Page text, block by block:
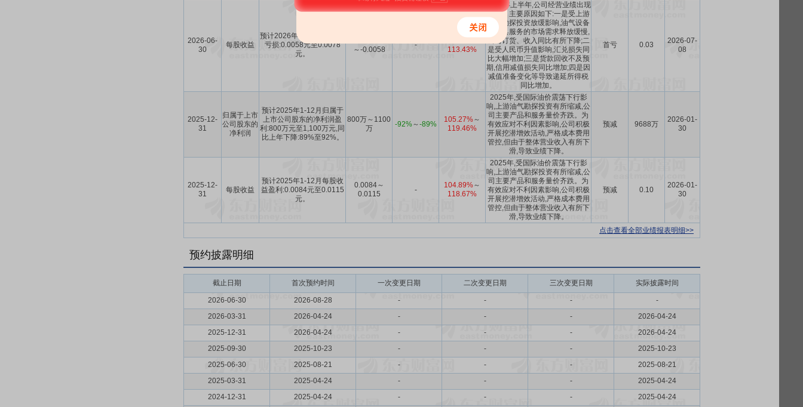
2026-06-
30
每股收益
预计2026年1-6月每股收益
亏损:0.0058元至0.0078
元。
～-0.0058
-
113.43%
2026年上半年,公司经营业绩出现
亏损。主要原因如下:一是受上游
油气勘探投资放缓影响,油气设备
及工具服务的市场需求释放缓慢,
公司订货、收入同比有所下降;二
是受人民币升值影响,汇兑损失同
比大幅增加;三是货款回收不及预
期,信用减值损失同比增加;四是因
减值准备变化等导致递延所得税
同比增加。
首亏 0.03
2026-07-
08
2025-12-
31
归属于上市
公司股东的
净利润
预计2025年1-12月归属于
上市公司股东的净利润盈
利:800万元至1,100万元,同
比上年下降:89%至92%。
800万～1100
万
-92%～-89%
105.27%～
119.46%
2025年,受国际油价震荡下行影
响,上游油气勘探投资有所缩减,公
司主要产品和服务量价齐跌。为
有效应对不利因素影响,公司积极
开展挖潜增效活动,严格成本费用
管控,但由于整体营业收入有所下
滑,导致业绩下降。
预减 9688万
2026-01-
30
2025-12-
31
每股收益
预计2025年1-12月每股收
益盈利:0.0084元至0.0115
元。
0.0084～
0.0115
-
104.89%～
118.67%
2025年,受国际油价震荡下行影
响,上游油气勘探投资有所缩减,公
司主要产品和服务量价齐跌。为
有效应对不利因素影响,公司积极
开展挖潜增效活动,严格成本费用
管控,但由于整体营业收入有所下
滑,导致业绩下降。
预减 0.10
2026-01-
30
点击查看全部业绩报表明细>>
预约披露明细
截止日期 首次预约时间 一次变更日期 二次变更日期 三次变更日期 实际披露时间
2026-06-30 2026-08-28 - - -
-
2026-03-31
2026-04-24 - - -
2026-04-24
2025-12-31
2026-04-24 - - -
2026-04-24
2025-09-30
2025-10-23 - - -
2025-10-23
2025-06-30
2025-08-21 - - -
2025-08-21
2025-03-31
2025-04-24 - - -
2025-04-24
2024-12-31
2025-04-24 - - -
2025-04-24